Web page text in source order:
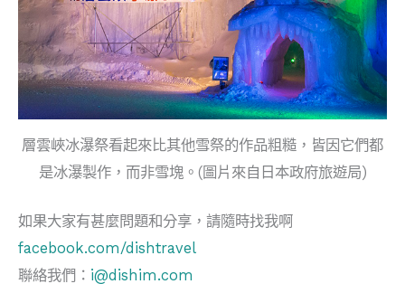
層雲峽冰瀑祭看起來比其他雪祭的作品粗糙，皆因它們都
是冰瀑製作，而非雪塊。(圖片來自日本政府旅遊局)
如果大家有甚麼問題和分享，請隨時找我啊
facebook.com/dishtravel
聯絡我們： i@dishim.com